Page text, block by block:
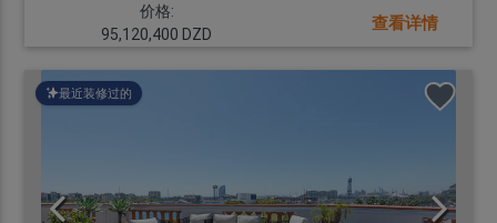
价格:
95,120,400 DZD
查看详情
最近装修过的